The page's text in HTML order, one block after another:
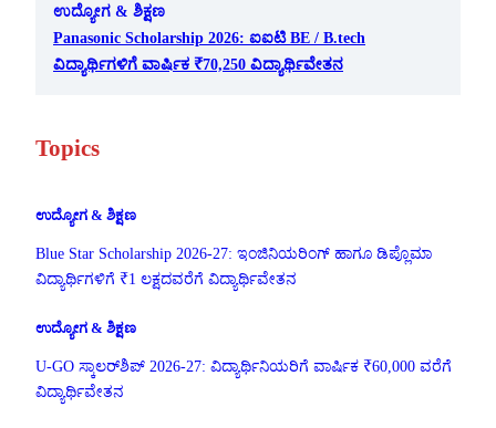
ಉದ್ಯೋಗ & ಶಿಕ್ಷಣ
Panasonic Scholarship 2026: ಐಐಟಿ BE / B.tech
ವಿದ್ಯಾರ್ಥಿಗಳಿಗೆ ವಾರ್ಷಿಕ ₹70,250 ವಿದ್ಯಾರ್ಥಿವೇತನ
Topics
ಉದ್ಯೋಗ & ಶಿಕ್ಷಣ
Blue Star Scholarship 2026-27: ಇಂಜಿನಿಯರಿಂಗ್ ಹಾಗೂ ಡಿಪ್ಲೊಮಾ
ವಿದ್ಯಾರ್ಥಿಗಳಿಗೆ ₹1 ಲಕ್ಷದವರೆಗೆ ವಿದ್ಯಾರ್ಥಿವೇತನ
ಉದ್ಯೋಗ & ಶಿಕ್ಷಣ
U-GO ಸ್ಕಾಲರ್‌ಶಿಪ್ 2026-27: ವಿದ್ಯಾರ್ಥಿನಿಯರಿಗೆ ವಾರ್ಷಿಕ ₹60,000 ವರೆಗೆ
ವಿದ್ಯಾರ್ಥಿವೇತನ